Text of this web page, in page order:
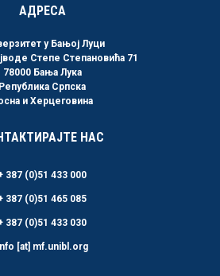
АДРЕСА
у Бањој Луци
Степе Степановића 71
78000 Бања Лука
Република Српска
и Херцеговина
НАС
387 (0)51 433 000
387 (0)51 465 085
387 (0)51 433 030
[at] mf.unibl.org